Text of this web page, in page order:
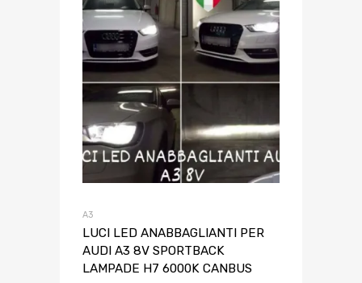
A3
LUCI LED ANABBAGLIANTI PER
AUDI A3 8V SPORTBACK
LAMPADE H7 6000K CANBUS